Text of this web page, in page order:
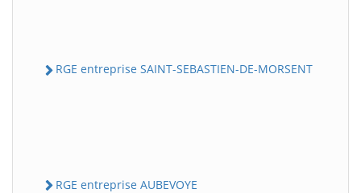
RGE entreprise SAINT-SEBASTIEN-DE-MORSENT
RGE entreprise AUBEVOYE